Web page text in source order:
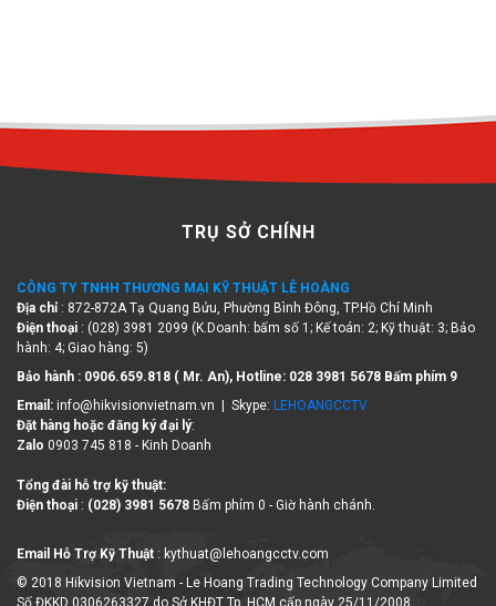
TRỤ SỞ CHÍNH
CÔNG TY TNHH THƯƠNG MẠI KỸ THUẬT LÊ HOÀNG
Địa chỉ : 872-872A Tạ Quang Bửu, Phường Bình Đông, TP.Hồ Chí Minh
Điện thoại : (028) 3981 2099 (K.Doanh: bấm số 1; Kế toán: 2; Kỹ thuật: 3; Bảo
hành: 4; Giao hàng: 5)
Bảo hành : 0906.659.818 ( Mr. An), Hotline: 028 3981 5678 Bấm phím 9
Email: info@hikvisionvietnam.vn | Skype: LEHOANGCCTV
Đặt hàng hoặc đăng ký đại lý:
Zalo 0903 745 818 - Kinh Doanh
Tổng đài hỗ trợ kỹ thuật:
Điện thoại : (028) 3981 5678 Bấm phím 0 - Giờ hành chánh.
Email Hỗ Trợ Kỹ Thuật : kythuat@lehoangcctv.com
© 2018 Hikvision Vietnam - Le Hoang Trading Technology Company Limited
Số ĐKKD 0306263327 do Sở KHĐT Tp. HCM cấp ngày 25/11/2008